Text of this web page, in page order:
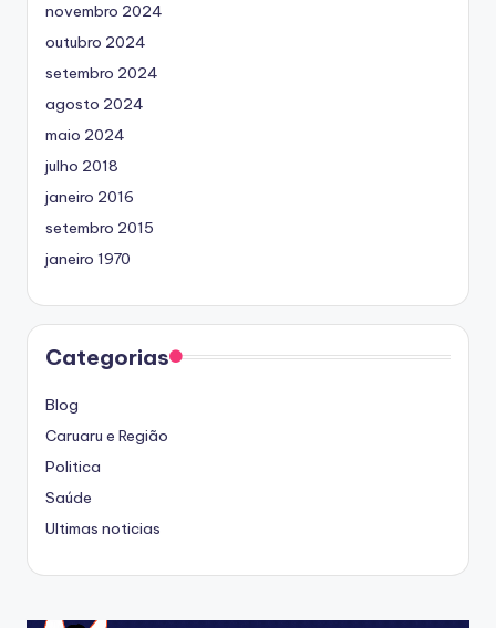
novembro 2024
outubro 2024
setembro 2024
agosto 2024
maio 2024
julho 2018
janeiro 2016
setembro 2015
janeiro 1970
Categorias
Blog
Caruaru e Região
Politica
Saúde
Ultimas noticias